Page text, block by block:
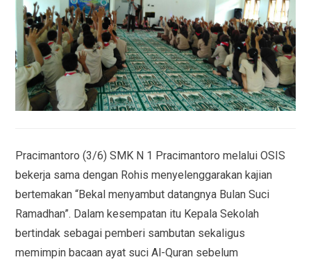
Pracimantoro (3/6) SMK N 1 Pracimantoro melalui OSIS
bekerja sama dengan Rohis menyelenggarakan kajian
bertemakan “Bekal menyambut datangnya Bulan Suci
Ramadhan”. Dalam kesempatan itu Kepala Sekolah
bertindak sebagai pemberi sambutan sekaligus
memimpin bacaan ayat suci Al-Quran sebelum